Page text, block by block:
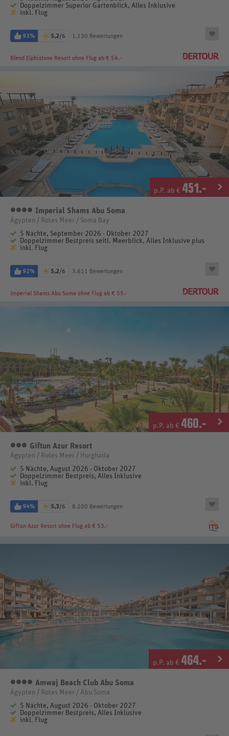
Doppelzimmer Superior Gartenblick, Alles Inklusive
inkl. Flug
93% 5,2/6 1.130 Bewertungen
Blend Elphistone Resort ohne Flug ab € 54.-
p.P. ab € 451.-
4 Sterne
Imperial Shams Abu Soma
Ägypten / Rotes Meer / Soma Bay
5 Nächte, September 2026 - Oktober 2027
Doppelzimmer Bestpreis seitl. Meerblick, Alles Inklusive plus
inkl. Flug
92% 5,2/6 3.611 Bewertungen
Imperial Shams Abu Soma ohne Flug ab € 55.-
p.P. ab € 460.-
3 Sterne
Giftun Azur Resort
Ägypten / Rotes Meer / Hurghada
5 Nächte, August 2026 - Oktober 2027
Doppelzimmer Bestpreis, Alles Inklusive
inkl. Flug
94% 5,3/6 8.200 Bewertungen
Giftun Azur Resort ohne Flug ab € 53.-
p.P. ab € 464.-
4 Sterne
Amwaj Beach Club Abu Soma
Ägypten / Rotes Meer / Abu Soma
5 Nächte, August 2026 - Oktober 2027
Doppelzimmer Bestpreis, Alles Inklusive
inkl. Flug